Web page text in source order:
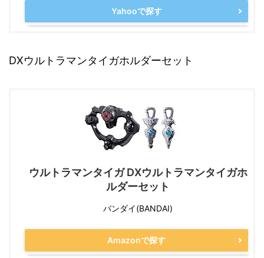
Yahooで探す
DXウルトラマンタイガホルダーセット
ウルトラマンタイガ DXウルトラマンタイガホ
ルダーセット
バンダイ(BANDAI)
Amazonで探す